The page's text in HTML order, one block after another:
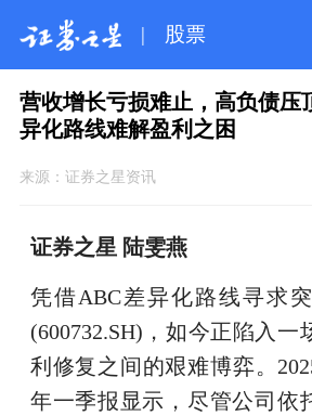
| 股票
营收增长亏损难止，高负债压
异化路线难解盈利之困
来源： 证券之星资讯
证券之星 陆雯燕
凭借ABC差异化路线寻求
(600732.SH)，如今正陷入一
利修复之间的艰难博弈。
年一季报显示，尽管公司依